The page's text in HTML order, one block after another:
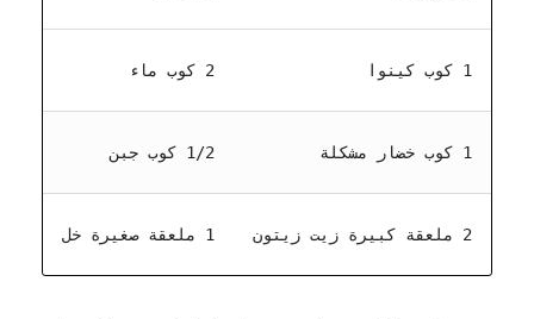
1 كوب كينوا 2 كوب ماء
1 كوب خضار مشكلة 1/2 كوب جبن
2 ملعقة كبيرة زيت زيتون 1 ملعقة صغيرة خل